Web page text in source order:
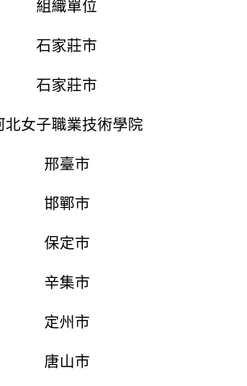
組織單位
石家莊市
石家莊市
北女子職業技術學院
邢臺市
邯鄲市
保定市
辛集市
定州市
唐山市